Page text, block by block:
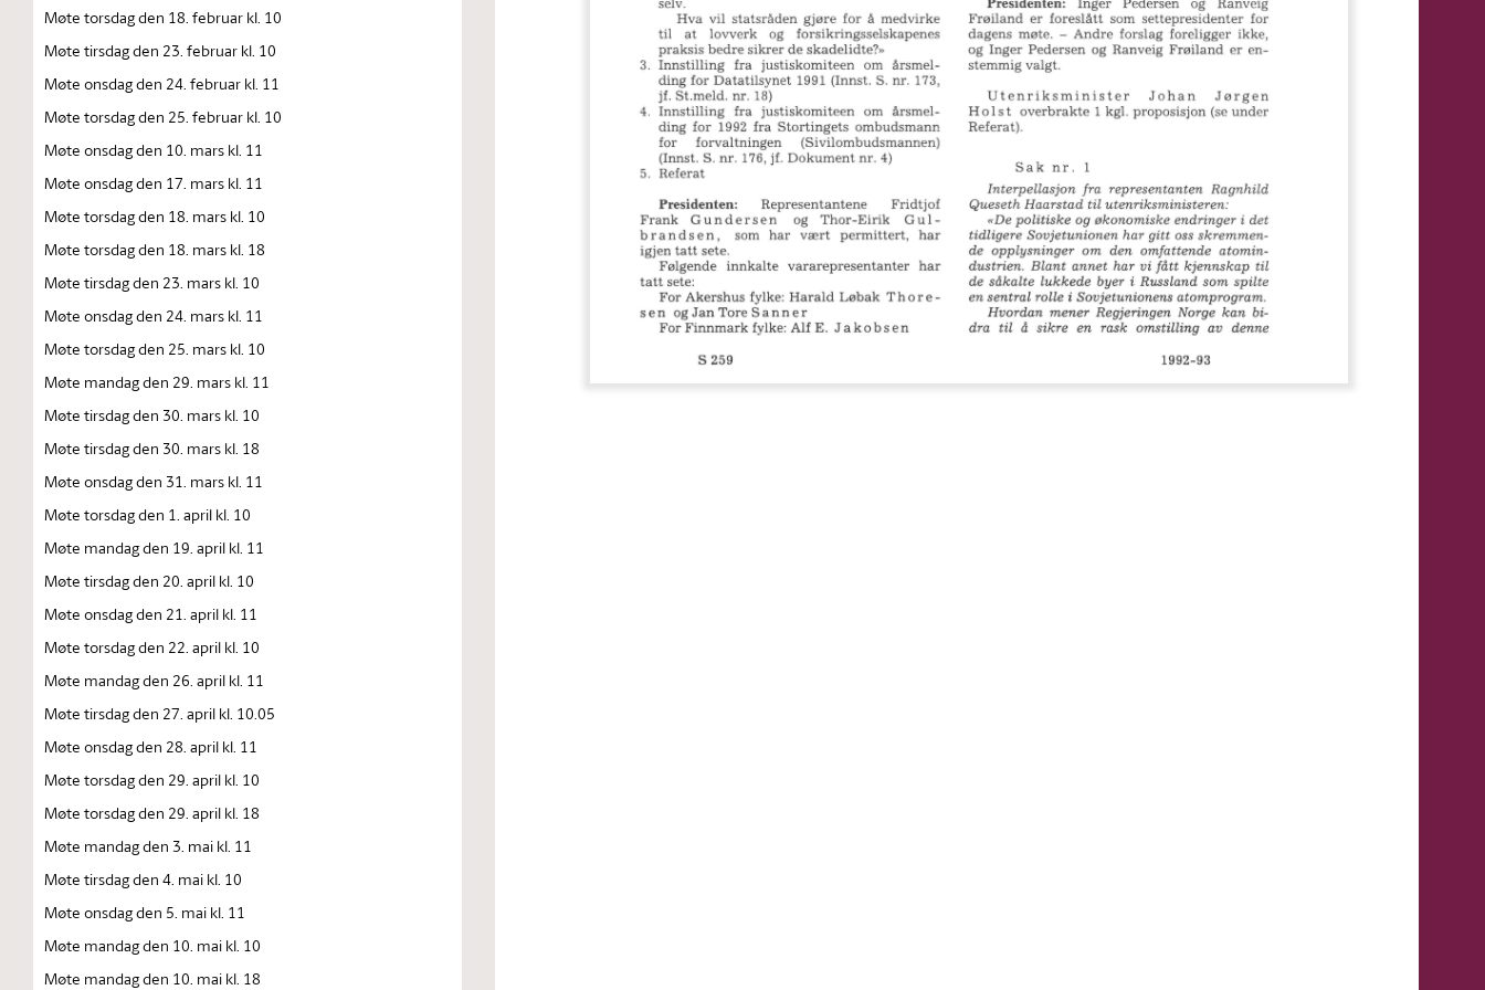
Møte torsdag den 18. februar kl. 10
Møte tirsdag den 23. februar kl. 10
Møte onsdag den 24. februar kl. 11
Møte torsdag den 25. februar kl. 10
Møte onsdag den 10. mars kl. 11
Møte onsdag den 17. mars kl. 11
Møte torsdag den 18. mars kl. 10
Møte torsdag den 18. mars kl. 18
Møte tirsdag den 23. mars kl. 10
Møte onsdag den 24. mars kl. 11
Møte torsdag den 25. mars kl. 10
Møte mandag den 29. mars kl. 11
Møte tirsdag den 30. mars kl. 10
Møte tirsdag den 30. mars kl. 18
Møte onsdag den 31. mars kl. 11
Møte torsdag den 1. april kl. 10
Møte mandag den 19. april kl. 11
Møte tirsdag den 20. april kl. 10
Møte onsdag den 21. april kl. 11
Møte torsdag den 22. april kl. 10
Møte mandag den 26. april kl. 11
Møte tirsdag den 27. april kl. 10.05
Møte onsdag den 28. april kl. 11
Møte torsdag den 29. april kl. 10
Møte torsdag den 29. april kl. 18
Møte mandag den 3. mai kl. 11
Møte tirsdag den 4. mai kl. 10
Møte onsdag den 5. mai kl. 11
Møte mandag den 10. mai kl. 10
Møte mandag den 10. mai kl. 18